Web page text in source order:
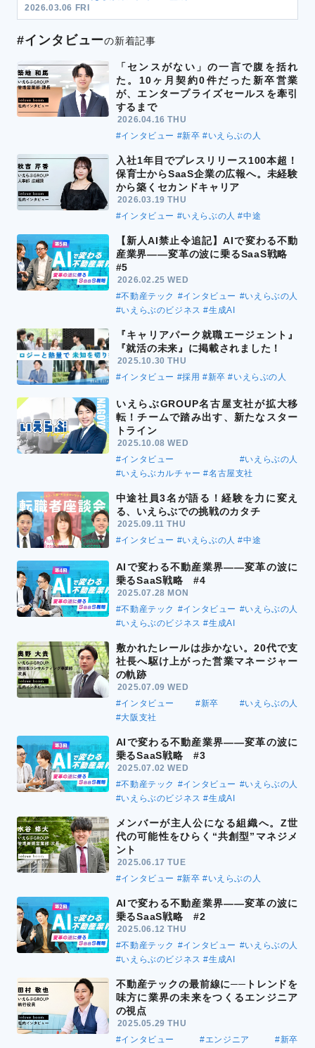
2026.03.06 FRI
#インタビューの新着記事
「センスがない」の一言で腹を括れ
た。10ヶ月契約0件だった新卒営業
が、エンタープライズセールスを牽引
するまで
2026.04.16 THU
#インタビュー #新卒 #いえらぶの人
入社1年目でプレスリリース100本超！
保育士からSaaS企業の広報へ。未経験
から築くセカンドキャリア
2026.03.19 THU
#インタビュー #いえらぶの人 #中途
【新人AI禁止令追記】AIで変わる不動
産業界――変革の波に乗るSaaS戦略
#5
2026.02.25 WED
#不動産テック #インタビュー #いえらぶの人
#いえらぶのビジネス #生成AI
『キャリアパーク就職エージェント』
『就活の未来』に掲載されました！
2025.10.30 THU
#インタビュー #採用 #新卒 #いえらぶの人
いえらぶGROUP名古屋支社が拡大移
転！チームで踏み出す、新たなスター
トライン
2025.10.08 WED
#インタビュー
#いえらぶの人
#いえらぶカルチャー #名古屋支社
中途社員3名が語る！経験を力に変え
る、いえらぶでの挑戦のカタチ
2025.09.11 THU
#インタビュー #いえらぶの人 #中途
AIで変わる不動産業界――変革の波に
乗るSaaS戦略 #4
2025.07.28 MON
#不動産テック #インタビュー #いえらぶの人
#いえらぶのビジネス #生成AI
敷かれたレールは歩かない。20代で支
社長へ駆け上がった営業マネージャー
の軌跡
2025.07.09 WED
#インタビュー
#新卒
#いえらぶの人
#大阪支社
AIで変わる不動産業界――変革の波に
乗るSaaS戦略 #3
2025.07.02 WED
#不動産テック #インタビュー #いえらぶの人
#いえらぶのビジネス #生成AI
メンバーが主人公になる組織へ。Z世
代の可能性をひらく“共創型”マネジメ
ント
2025.06.17 TUE
#インタビュー #新卒 #いえらぶの人
AIで変わる不動産業界――変革の波に
乗るSaaS戦略 #2
2025.06.12 THU
#不動産テック #インタビュー #いえらぶの人
#いえらぶのビジネス #生成AI
不動産テックの最前線に──トレンドを
味方に業界の未来をつくるエンジニア
の視点
2025.05.29 THU
#インタビュー
#エンジニア #新卒